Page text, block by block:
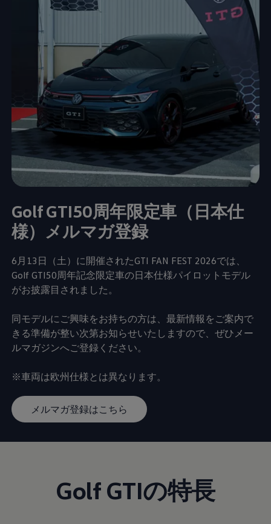
Golf GTI50周年限定車（日本仕
様）メルマガ登録
6月13日（土）に開催されたGTI FAN FEST 2026では、
Golf GTI50周年記念限定車の日本仕様パイロットモデル
がお披露目されました。
同モデルにご興味をお持ちの方は、最新情報をご案内で
きる準備が整い次第お知らせいたしますので、ぜひメー
ルマガジンへご登録ください。
※車両は欧州仕様とは異なります。
メルマガ登録はこちら
Golf GTIの特長